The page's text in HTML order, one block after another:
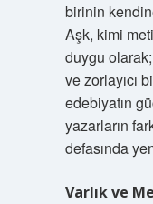
birinin
Aşk, kimi
duygu
ve zorlayıcı
edebiyatın
yazarların
defasında
Varlık ve